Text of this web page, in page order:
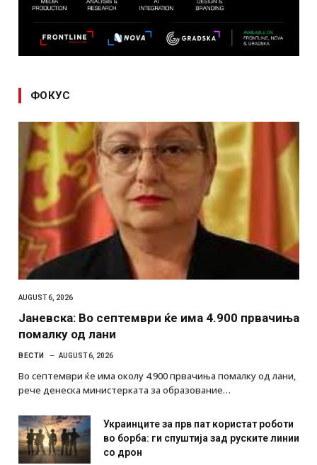
ФОКУС
AUGUST 6, 2026
Јаневска: Во септември ќе има 4.900 првачиња
помалку од лани
ВЕСТИ AUGUST 6, 2026
Во септември ќе има околу 4.900 првачиња помалку од лани,
рече денеска министерката за образование…
Украинците за прв пат користат роботи
во борба: ги спуштија зад руските линии
со дрон